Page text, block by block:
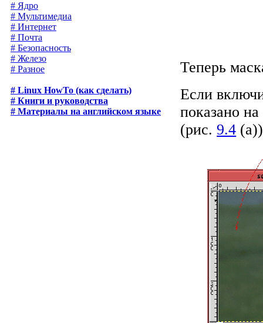
# Ядро
# Мультимедиа
# Интернет
# Почта
# Безопасность
# Железо
# Разное
# Linux HowTo (как сделать)
# Книги и руководства
# Материалы на английском языке
Теперь
Если
показано
(рис.9.4